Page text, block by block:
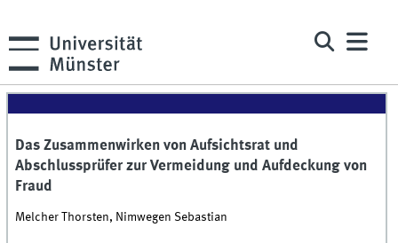
Das Zusammenwirken von Aufsichtsrat und
Abschlussprüfer zur Vermeidung und Aufdeckung von
Fraud
Melcher Thorsten, Nimwegen Sebastian